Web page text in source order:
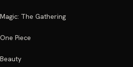
Magic: The Gathering
One Piece
Beauty